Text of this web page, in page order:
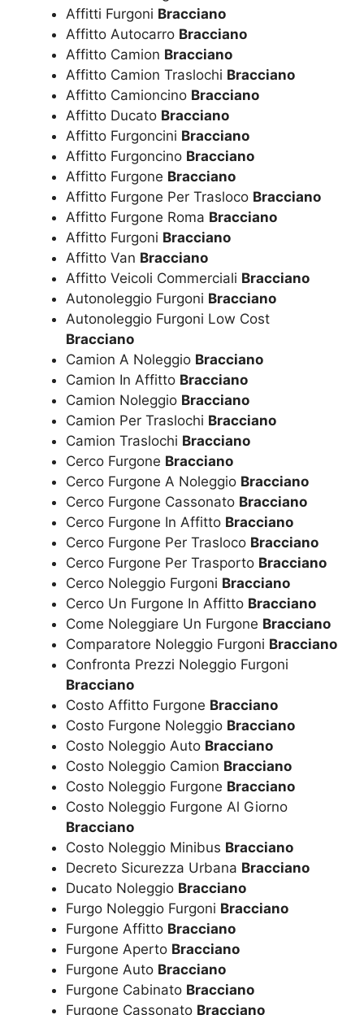
Affitti Furgoni Bracciano
Affitto Autocarro Bracciano
Affitto Camion Bracciano
Affitto Camion Traslochi Bracciano
Affitto Camioncino Bracciano
Affitto Ducato Bracciano
Affitto Furgoncini Bracciano
Affitto Furgoncino Bracciano
Affitto Furgone Bracciano
Affitto Furgone Per Trasloco Bracciano
Affitto Furgone Roma Bracciano
Affitto Furgoni Bracciano
Affitto Van Bracciano
Affitto Veicoli Commerciali Bracciano
Autonoleggio Furgoni Bracciano
Autonoleggio Furgoni Low Cost
Bracciano
Camion A Noleggio Bracciano
Camion In Affitto Bracciano
Camion Noleggio Bracciano
Camion Per Traslochi Bracciano
Camion Traslochi Bracciano
Cerco Furgone Bracciano
Cerco Furgone A Noleggio Bracciano
Cerco Furgone Cassonato Bracciano
Cerco Furgone In Affitto Bracciano
Cerco Furgone Per Trasloco Bracciano
Cerco Furgone Per Trasporto Bracciano
Cerco Noleggio Furgoni Bracciano
Cerco Un Furgone In Affitto Bracciano
Come Noleggiare Un Furgone Bracciano
Comparatore Noleggio Furgoni Bracciano
Confronta Prezzi Noleggio Furgoni
Bracciano
Costo Affitto Furgone Bracciano
Costo Furgone Noleggio Bracciano
Costo Noleggio Auto Bracciano
Costo Noleggio Camion Bracciano
Costo Noleggio Furgone Bracciano
Costo Noleggio Furgone Al Giorno
Bracciano
Costo Noleggio Minibus Bracciano
Decreto Sicurezza Urbana Bracciano
Ducato Noleggio Bracciano
Furgo Noleggio Furgoni Bracciano
Furgone Affitto Bracciano
Furgone Aperto Bracciano
Furgone Auto Bracciano
Furgone Cabinato Bracciano
Furgone Cassonato Bracciano